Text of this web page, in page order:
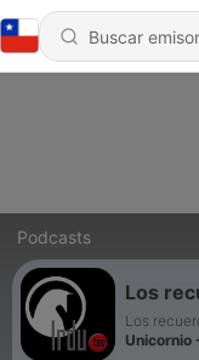
Podcasts
Los
Los
Unicornio